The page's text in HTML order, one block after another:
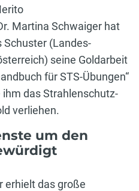
Martina Schwaiger hat
(Landes-
seine Goldarbeit
für STS-Übungen“
das Strahlenschutz-
verliehen.
um den
erhielt das große